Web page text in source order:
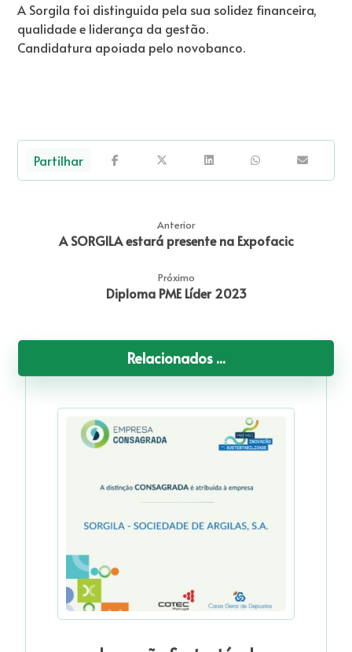
A Sorgila foi distinguida pela sua solidez financeira,
qualidade e liderança da gestão.
Candidatura apoiada pelo novobanco.
Anterior
A SORGILA estará presente na Expofacic
Próximo
Diploma PME Líder 2023
Relacionados ...